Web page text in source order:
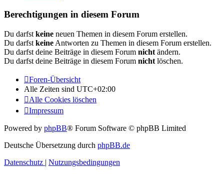
Berechtigungen in diesem Forum
Du darfst keine neuen Themen in diesem Forum erstellen.
Du darfst keine Antworten zu Themen in diesem Forum erstellen.
Du darfst deine Beiträge in diesem Forum nicht ändern.
Du darfst deine Beiträge in diesem Forum nicht löschen.
Foren-Übersicht
Alle Zeiten sind UTC+02:00
Alle Cookies löschen
Impressum
Powered by phpBB® Forum Software © phpBB Limited
Deutsche Übersetzung durch phpBB.de
Datenschutz | Nutzungsbedingungen